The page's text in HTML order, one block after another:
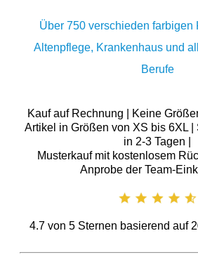
Über 750 verschieden farbigen
Altenpflege, Krankenhaus und
Berufe
Kauf auf Rechnung | Keine
Artikel in Größen von XS bis 6XL
in 2-3 Tagen |
Musterkauf mit kostenlosem
Anprobe der Team-
4.7von 5Sternen basierend auf